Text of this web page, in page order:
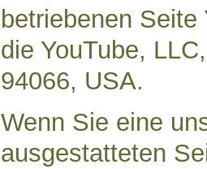
betriebenen
die YouTube,
94066, USA.
Wenn Sie eine
ausgestatteten